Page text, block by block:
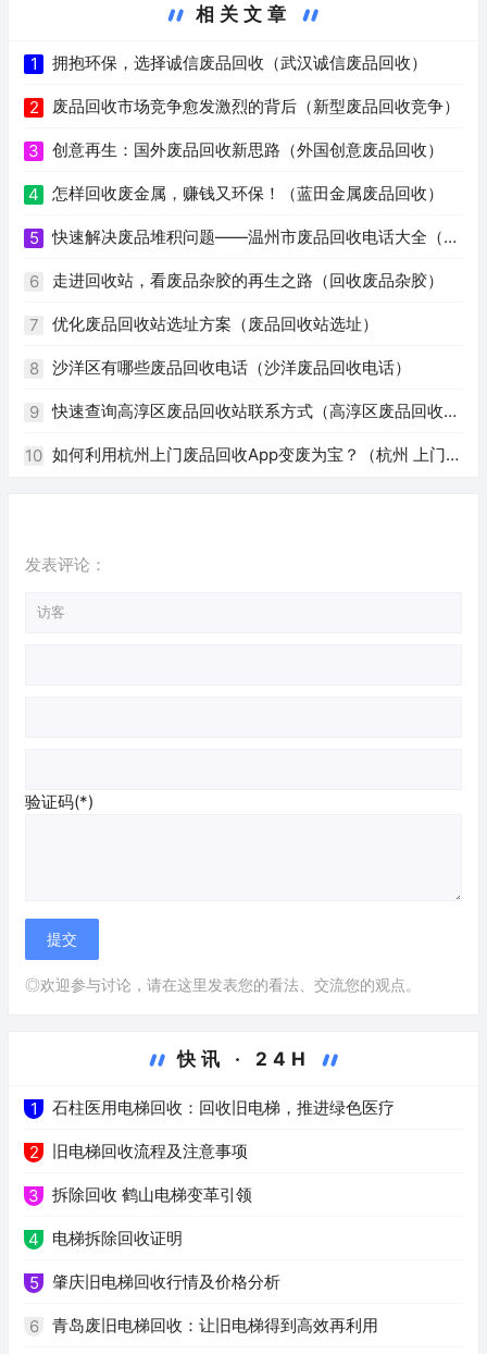
相关文章
1 拥抱环保，选择诚信废品回收（武汉诚信废品回收）
2 废品回收市场竞争愈发激烈的背后（新型废品回收竞争）
3 创意再生：国外废品回收新思路（外国创意废品回收）
4 怎样回收废金属，赚钱又环保！（蓝田金属废品回收）
5 快速解决废品堆积问题——温州市废品回收电话大全（温
州废品回收电话号码）
6 走进回收站，看废品杂胶的再生之路（回收废品杂胶）
7 优化废品回收站选址方案（废品回收站选址）
8 沙洋区有哪些废品回收电话（沙洋废品回收电话）
9 快速查询高淳区废品回收站联系方式（高淳区废品回收站
电话）
10 如何利用杭州上门废品回收App变废为宝？（杭州 上门回
发表评论：
验证码(*)
◎欢迎参与讨论，请在这里发表您的看法、交流您的观点。
快讯 · 24H
1 石柱医用电梯回收：回收旧电梯，推进绿色医疗
2 旧电梯回收流程及注意事项
3 拆除回收 鹤山电梯变革引领
4 电梯拆除回收证明
5 肇庆旧电梯回收行情及价格分析
6 青岛废旧电梯回收：让旧电梯得到高效再利用